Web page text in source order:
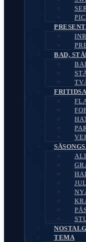
BAD,
JUL
TEMA